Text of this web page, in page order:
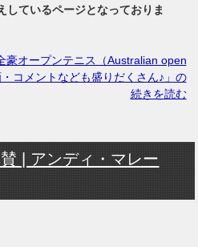
しているページとなっておりま
豪オープンテニス（Australian open
コメントなども盛りだくさん♪」の
続きを読む
| アンディ・マレー